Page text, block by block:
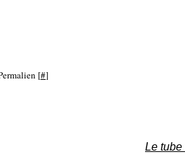
[#]
Le tube